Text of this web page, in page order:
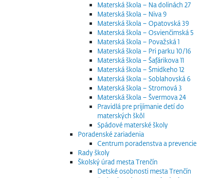
Materská škola – Na dolinách 27
Materská škola – Niva 9
Materská škola – Opatovská 39
Materská škola – Osvienčimská 5
Materská škola – Považská 1
Materská škola – Pri parku 10/16
Materská škola – Šafárikova 11
Materská škola – Šmidkeho 12
Materská škola – Soblahovská 6
Materská škola – Stromová 3
Materská škola – Švermova 24
Pravidlá pre prijímanie detí do
materských škôl
Spádové materské školy
Poradenské zariadenia
Centrum poradenstva a prevencie
Rady školy
Školský úrad mesta Trenčín
Detské osobnosti mesta Trenčín